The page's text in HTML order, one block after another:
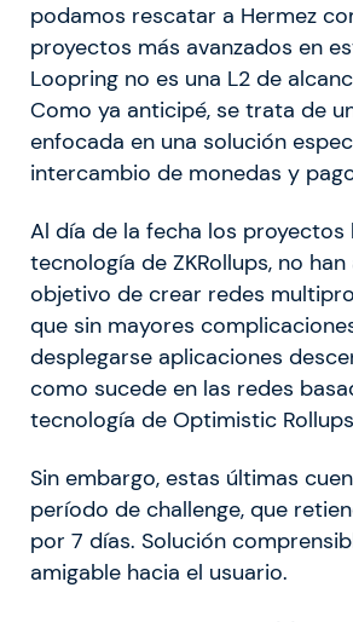
podamos rescatar a Hermez
proyectos más avanzados en
Loopring no es una L2 de
Como ya anticipé, se trata de
enfocada en una solución
intercambio de monedas y
Al día de la fecha los proyectos
tecnología de ZKRollups, no
objetivo de crear redes
que sin mayores
desplegarse aplicaciones
como sucede en las redes
tecnología de Optimistic
Sin embargo, estas últimas
período de challenge, que
por 7 días. Solución
amigable hacia el usuario.